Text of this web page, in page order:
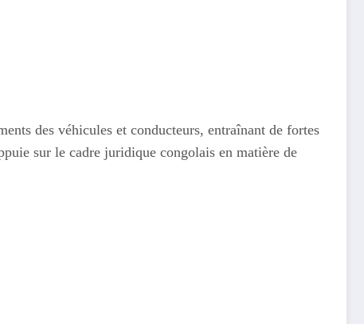
des véhicules et conducteurs, entraînant de fortes
sur le cadre juridique congolais en matière de